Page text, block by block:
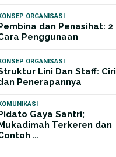
ORGANISASI
dan Penasihat: 2
Penggunaan
ORGANISASI
Lini Dan Staff: Ciri
Penerapannya
Gaya Santri;
Terkeren dan
…